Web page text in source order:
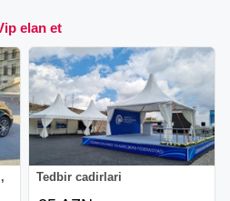
elan et
Tedbir cadirlari